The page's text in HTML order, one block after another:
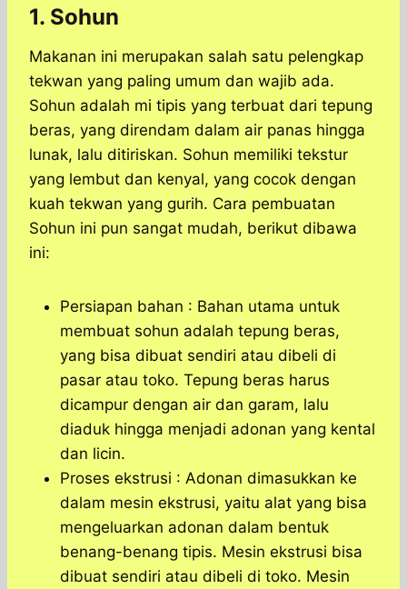
1. Sohun
Makanan ini merupakan salah satu pelengkap
tekwan yang paling umum dan wajib ada.
Sohun adalah mi tipis yang terbuat dari tepung
beras, yang direndam dalam air panas hingga
lunak, lalu ditiriskan. Sohun memiliki tekstur
yang lembut dan kenyal, yang cocok dengan
kuah tekwan yang gurih. Cara pembuatan
Sohun ini pun sangat mudah, berikut dibawa
ini:
Persiapan bahan : Bahan utama untuk
membuat sohun adalah tepung beras,
yang bisa dibuat sendiri atau dibeli di
pasar atau toko. Tepung beras harus
dicampur dengan air dan garam, lalu
diaduk hingga menjadi adonan yang kental
dan licin.
Proses ekstrusi : Adonan dimasukkan ke
dalam mesin ekstrusi, yaitu alat yang bisa
mengeluarkan adonan dalam bentuk
benang-benang tipis. Mesin ekstrusi bisa
dibuat sendiri atau dibeli di toko. Mesin